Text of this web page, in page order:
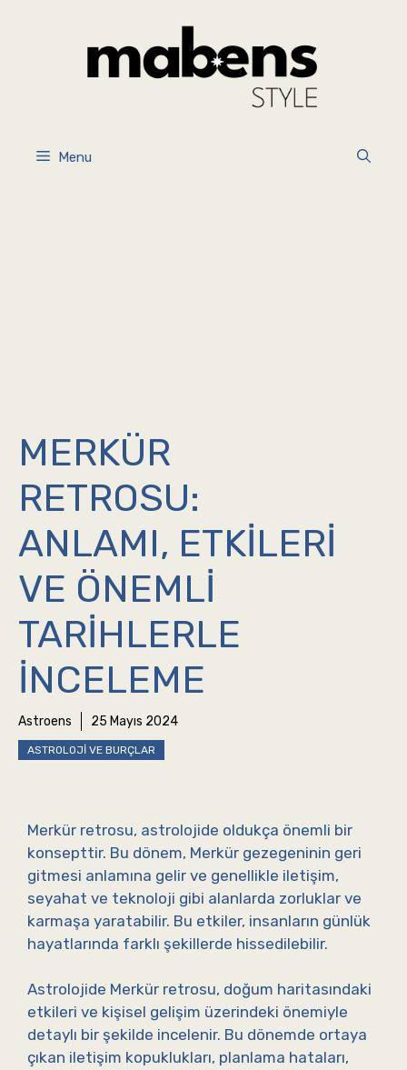
Menu
MERKÜR
RETROSU:
ANLAMI, ETKILERI
VE ÖNEMLI
TARIHLERLE
İNCELEME
Astroens 25 Mayıs 2024
ASTROLOJI VE BURÇLAR
Merkür retrosu, astrolojide oldukça önemli bir
konsepttir. Bu dönem, Merkür gezegeninin geri
gitmesi anlamına gelir ve genellikle iletişim,
seyahat ve teknoloji gibi alanlarda zorluklar ve
karmaşa yaratabilir. Bu etkiler, insanların günlük
hayatlarında farklı şekillerde hissedilebilir.
Astrolojide Merkür retrosu, doğum haritasındaki
etkileri ve kişisel gelişim üzerindeki önemiyle
detaylı bir şekilde incelenir. Bu dönemde ortaya
çıkan iletişim kopuklukları, planlama hataları,